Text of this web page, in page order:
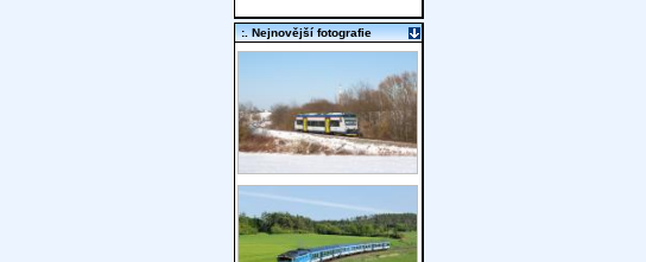
:. Nejnovější fotografie